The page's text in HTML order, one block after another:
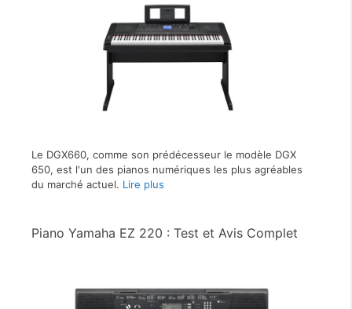
Le DGX660, comme son prédécesseur le modèle DGX
650, est l'un des pianos numériques les plus agréables
du marché actuel. Lire plus
Piano Yamaha EZ 220 : Test et Avis Complet